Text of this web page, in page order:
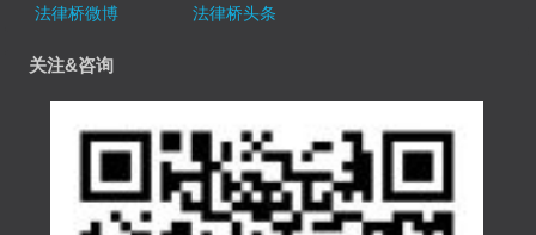
法律桥微博
法律桥头条
关注&咨询